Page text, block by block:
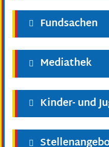
Fundsachen
Mediathek
Kinder- und